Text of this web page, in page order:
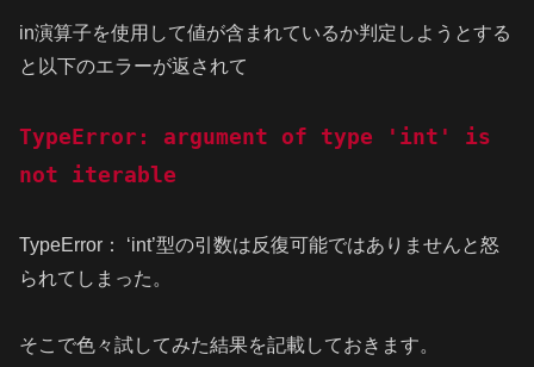
in演算子を使用して値が含まれているか判定しようとする
と以下のエラーが返されて
TypeError: argument of type 'int' is
not iterable
TypeError： ‘int’型の引数は反復可能ではありませんと怒
られてしまった。
そこで色々試してみた結果を記載しておきます。